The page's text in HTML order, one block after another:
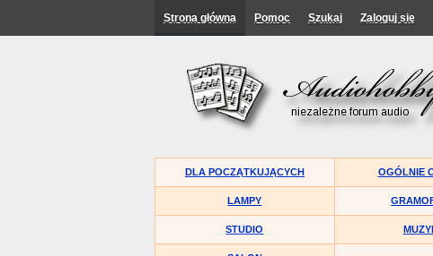
Strona główna Pomoc Szukaj Zaloguj się
DLA POCZĄTKUJĄCYCH OGÓLNIE
LAMPY
STUDIO